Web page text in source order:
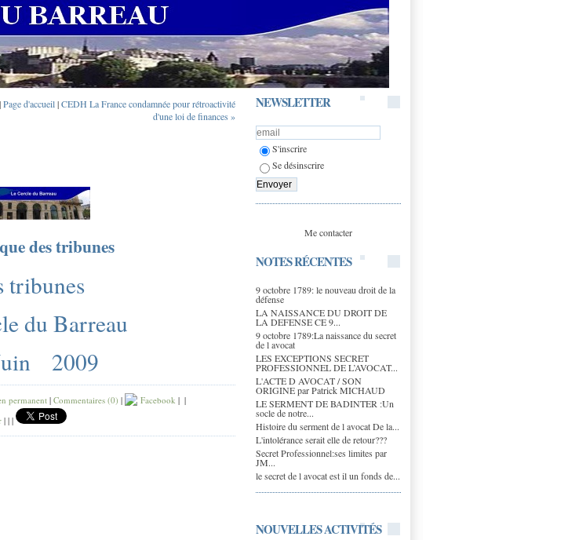
NEWSLETTER
S'inscrire
Se désinscrire
Me contacter
NOTES RÉCENTES
9 octobre 1789: le nouveau droit de la
défense
LA NAISSANCE DU DROIT DE
LA DEFENSE CE 9...
9 octobre 1789:La naissance du secret
de l avocat
LES EXCEPTIONS SECRET
PROFESSIONNEL DE L’AVOCAT...
L'ACTE D AVOCAT / SON
ORIGINE par Patrick MICHAUD
LE SERMENT DE BADINTER :Un
socle de notre...
Histoire du serment de l avocat De la...
L'intolérance serait elle de retour???
Secret Professionnel:ses limites par
JM...
le secret de l avocat est il un fonds de...
NOUVELLES ACTIVITÉS
|Page d'accueil|CEDH La France condamnée pour rétroactivité
d'une loi de finances »
des tribunes
tribunes
du Barreau
2009
permanent | Commentaires (0) | Facebook | |
| | |